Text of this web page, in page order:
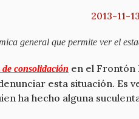
general que permite ver el
consolidación en el Frontón
esta situación.
ha hecho alguna